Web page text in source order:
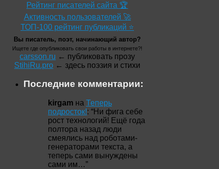
Рейтинг писателей сайта 🏆
Активность пользователей 🚀
ТОП-100 рейтинг публикаций ⭐
Вы писатель, поэт, начинающий автор?
Ищете где опубликовать свои работы в интернете?!
carsson.ru ← публиковать прозу
StihiRu.pro ← здесь поэзия и стихи
Последние комментарии:
kirgam на Теперь
подросток!: “Ни фига себе
рост технологий! Ещё года
полтора назад люди
смеялись над роботами-
генераторами текста, а
теперь сами вынуждены
сами им…”